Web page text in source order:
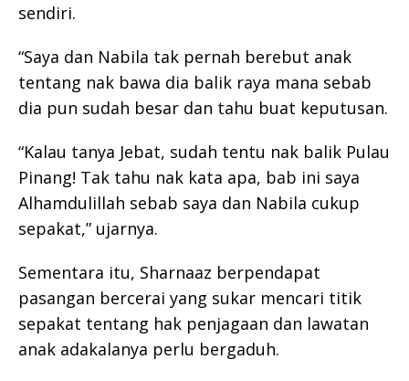
sendiri.
“Saya dan Nabila tak pernah berebut anak
tentang nak bawa dia balik raya mana sebab
dia pun sudah besar dan tahu buat keputusan.
“Kalau tanya Jebat, sudah tentu nak balik Pulau
Pinang! Tak tahu nak kata apa, bab ini saya
Alhamdulillah sebab saya dan Nabila cukup
sepakat,” ujarnya.
Sementara itu, Sharnaaz berpendapat
pasangan bercerai yang sukar mencari titik
sepakat tentang hak penjagaan dan lawatan
anak adakalanya perlu bergaduh.